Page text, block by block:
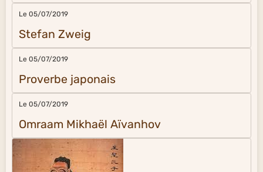
Le 05/07/2019
Stefan Zweig
Le 05/07/2019
Proverbe japonais
Le 05/07/2019
Omraam Mikhaël Aïvanhov